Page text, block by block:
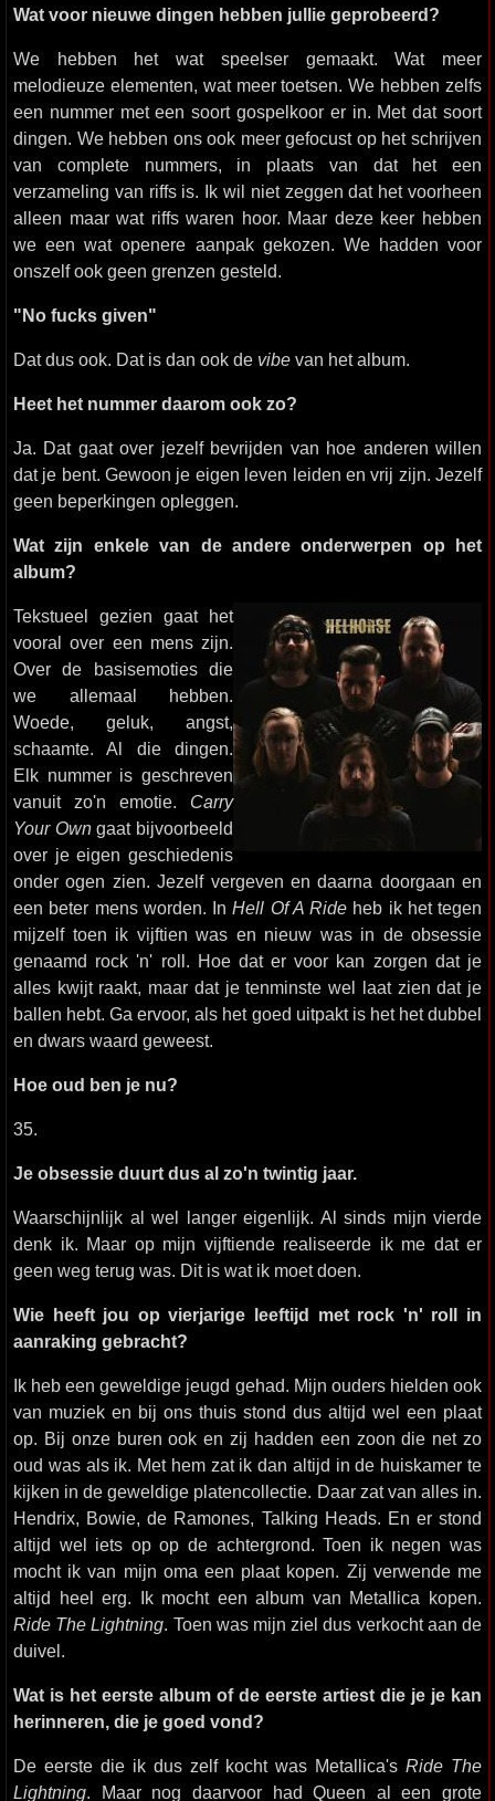
Wat voor nieuwe dingen hebben jullie geprobeerd?
We hebben het wat speelser gemaakt. Wat meer
melodieuze elementen, wat meer toetsen. We hebben zelfs
een nummer met een soort gospelkoor er in. Met dat soort
dingen. We hebben ons ook meer gefocust op het schrijven
van complete nummers, in plaats van dat het een
verzameling van riffs is. Ik wil niet zeggen dat het voorheen
alleen maar wat riffs waren hoor. Maar deze keer hebben
we een wat openere aanpak gekozen. We hadden voor
onszelf ook geen grenzen gesteld.
"No fucks given"
Dat dus ook. Dat is dan ook de vibe van het album.
Heet het nummer daarom ook zo?
Ja. Dat gaat over jezelf bevrijden van hoe anderen willen
dat je bent. Gewoon je eigen leven leiden en vrij zijn. Jezelf
geen beperkingen opleggen.
Wat zijn enkele van de andere onderwerpen op het
album?
Tekstueel gezien gaat het
vooral over een mens zijn.
Over de basisemoties die
we allemaal hebben.
Woede, geluk, angst,
schaamte. Al die dingen.
Elk nummer is geschreven
vanuit zo'n emotie. Carry
Your Owngaat bijvoorbeeld
over je eigen geschiedenis
onder ogen zien. Jezelf vergeven en daarna doorgaan en
een beter mens worden. InHell Of A Ride heb ik het tegen
mijzelf toen ik vijftien was en nieuw was in de obsessie
genaamd rock 'n' roll. Hoe dat er voor kan zorgen dat je
alles kwijt raakt, maar dat je tenminste wel laat zien dat je
ballen hebt. Ga ervoor, als het goed uitpakt is het het dubbel
en dwars waard geweest.
Hoe oud ben je nu?
35.
Je obsessie duurt dus al zo'n twintig jaar.
Waarschijnlijk al wel langer eigenlijk. Al sinds mijn vierde
denk ik. Maar op mijn vijftiende realiseerde ik me dat er
geen weg terug was. Dit is wat ik moet doen.
Wie heeft jou op vierjarige leeftijd met rock 'n' roll in
aanraking gebracht?
Ik heb een geweldige jeugd gehad. Mijn ouders hielden ook
van muziek en bij ons thuis stond dus altijd wel een plaat
op. Bij onze buren ook en zij hadden een zoon die net zo
oud was als ik. Met hem zat ik dan altijd in de huiskamer te
kijken in de geweldige platencollectie. Daar zat van alles in.
Hendrix, Bowie, de Ramones, Talking Heads. En er stond
altijd wel iets op op de achtergrond. Toen ik negen was
mocht ik van mijn oma een plaat kopen. Zij verwende me
altijd heel erg. Ik mocht een album van Metallica kopen.
Ride The Lightning. Toen was mijn ziel dus verkocht aan de
duivel.
Wat is het eerste album of de eerste artiest die je je kan
herinneren, die je goed vond?
De eerste die ik dus zelf kocht was Metallica's Ride The
Lightning. Maar nog daarvoor had Queen al een grote